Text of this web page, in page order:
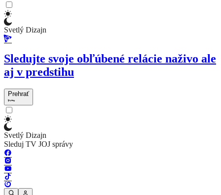
Svetlý Dizajn
Sledujte svoje obľúbené relácie naživo ale
aj v predstihu
Prehrať
Svetlý Dizajn
Sleduj TV JOJ správy